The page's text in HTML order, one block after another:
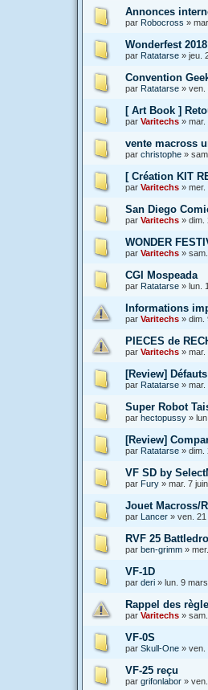
Annonces
par Robocross »
Wonderfest
par Ratatarse » jeu.
Convention
par Ratatarse » ven.
[ Art Book ]
par Varitechs » mar.
vente macross
par christophe »
[ Création KIT
par Varitechs » mer.
San Diego
par Varitechs » dim.
WONDER
par Varitechs »
CGI Mospeada
par Ratatarse » lun.
Informations
par Varitechs » dim.
PIECES de
par Varitechs » mar.
[Review]
par Ratatarse » mar.
Super Robot
par hectopussy »
[Review]
par Ratatarse » dim.
VF SD by
par Fury » mar. 7
Jouet Macross/
par Lancer » ven. 21
RVF 25
par ben-grimm »
VF-1D
par deri » lun. 9
Rappel des
par Varitechs »
VF-0S
par Skull-One » ven.
VF-25 reçu
par grifonlabor »